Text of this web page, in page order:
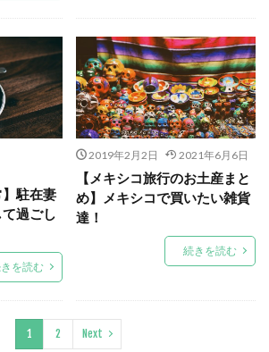
】駐在妻
過ごし
を読む
2019年2月2日 2021年6月6日
【メキシコ旅行のお土産まと
め】メキシコで買いたい雑貨
達！
続きを読む
1 2 Next